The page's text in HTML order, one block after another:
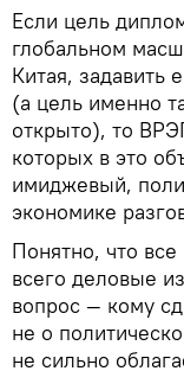
Если цель
глобальном
Китая, задавить
(а цель именно
открыто), то
которых в это
имиджевый,
экономике
Понятно, что
всего деловые
вопрос — кому
не о
не сильно